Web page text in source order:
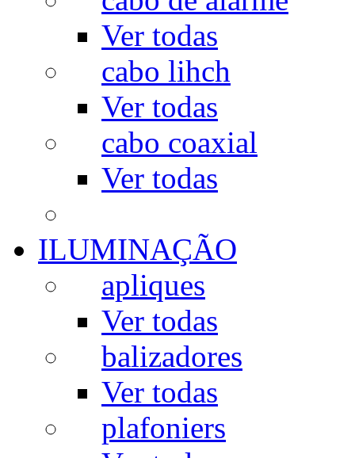
Ver todas
cabo lihch
Ver todas
cabo coaxial
Ver todas
ILUMINAÇÃO
apliques
Ver todas
balizadores
Ver todas
plafoniers